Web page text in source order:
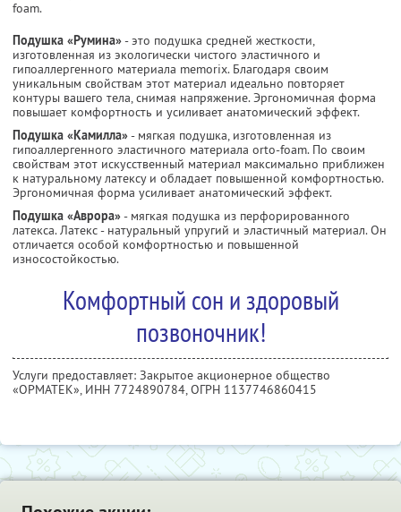
foam.
Подушка «Румина»- это подушка средней жесткости,
изготовленная из экологически чистого эластичного и
гипоаллергенного материала memorix. Благодаря своим
уникальным свойствам этот материал идеально повторяет
контуры вашего тела, снимая напряжение. Эргономичная форма
повышает комфортность и усиливает анатомический эффект.
Подушка «Камилла»- мягкая подушка, изготовленная из
гипоаллергенного эластичного материала orto-foam. По своим
свойствам этот искусственный материал максимально приближен
к натуральному латексу и обладает повышенной комфортностью.
Эргономичная форма усиливает анатомический эффект.
Подушка «Аврора»- мягкая подушка из перфорированного
латекса. Латекс - натуральный упругий и эластичный материал. Он
отличается особой комфортностью и повышенной
износостойкостью.
Комфортный сон и здоровый
позвоночник!
Услуги предоставляет: Закрытое акционерное общество
«ОРМАТЕК», ИНН 7724890784, ОГРН 1137746860415